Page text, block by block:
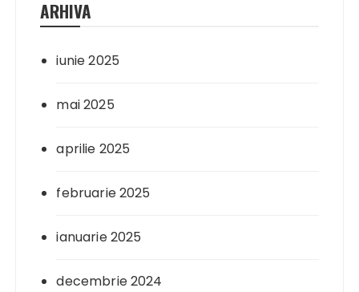
ARHIVA
iunie 2025
mai 2025
aprilie 2025
februarie 2025
ianuarie 2025
decembrie 2024